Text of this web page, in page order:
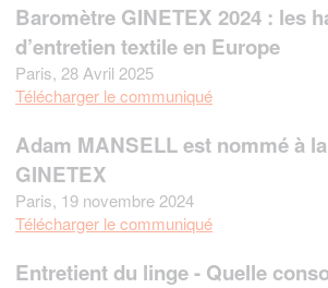
Baromètre GINETEX 2024 : les
d’entretien textile en Europe
Paris, 28 Avril 2025
Télécharger le communiqué
Adam MANSELL est nommé à
GINETEX
Paris, 19 novembre 2024
Télécharger le communiqué
Entretient du linge - Quelle